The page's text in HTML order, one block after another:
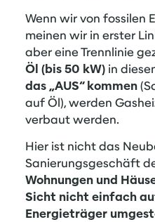
Wenn wir von fossilen
meinen wir in erster
aber eine Trennlinie
Öl (bis 50 kW) in
das „AUS“ kommen
auf Öl), werden
verbaut werden.
Hier ist nicht das
Sanierungsgeschäft
Wohnungen und
Sicht nicht einfach
Energieträger